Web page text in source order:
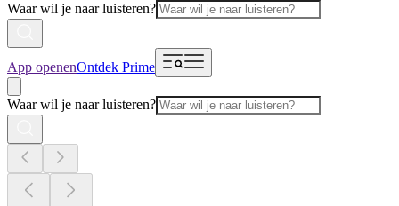
Waar wil je naar luisteren?
App openenOntdek Prime
Waar wil je naar luisteren?